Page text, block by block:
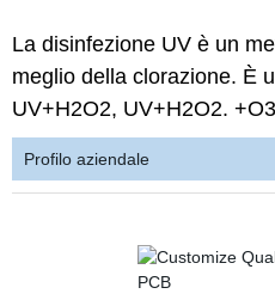
La disinfezione UV è un
meglio della clorazione. È
UV+H2O2, UV+H2O2.
Profilo aziendale